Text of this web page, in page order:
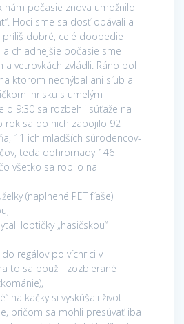
nám počasie znova umožnilo
Hoci sme sa dosť obávali a
dobré, celé doobedie
chladnejšie počasie sme
a vetrovkách zvládli. Ráno bol
ktorom nechýbal ani sľub a
ihrisku s umelým
o 9:30 sa rozbehli súťaže na
rok sa do nich zapojilo 92
11 ich mladších súrodencov-
teda dohromady 146
všetko sa robilo na
(naplnené PET fľaše)
loptičky „hasičskou“
regálov po víchrici v
to sa použili zozbierané
na kačky si vyskúšali život
pričom sa mohli presúvať iba